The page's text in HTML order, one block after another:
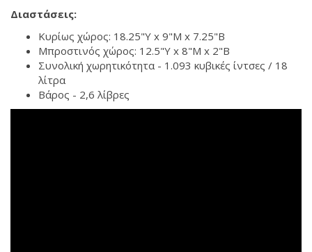
Διαστάσεις:
Κυρίως χώρος: 18.25"Υ x 9"Μ x 7.25"Β
Μπροστινός χώρος: 12.5"Υ x 8"Μ x 2"Β
Συνολική χωρητικότητα - 1.093 κυβικές ίντσες / 18
λίτρα
Βάρος - 2,6 λίβρες